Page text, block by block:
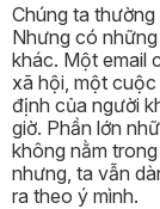
Chúng ta
Nhưng có
khác. Một email
xã hội, một
định của người
giờ. Phần lớn
không nằm
nhưng, ta vẫn
ra theo ý mình.